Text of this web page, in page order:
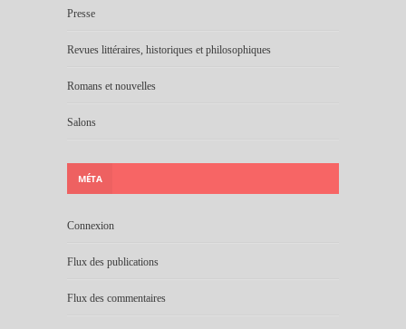
Presse
Revues littéraires, historiques et philosophiques
Romans et nouvelles
Salons
MÉTA
Connexion
Flux des publications
Flux des commentaires